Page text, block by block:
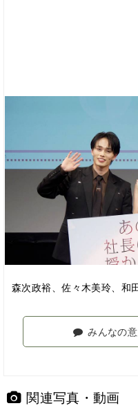
森次政裕、佐々木美玲、和
みんなの
関連写真・動画